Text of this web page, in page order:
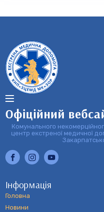
Офіційний
Комунального
центр екстреної медичної
Інформація
Головна
Новини